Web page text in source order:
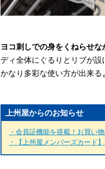
ヨコ刺しでの身をくねらせ
ディ全体にぐるりとリブが設
かなり多彩な使い方が出来る
上州屋からのお知らせ
・会員証機能を搭載！お買い
・【上州屋メンバーズカード